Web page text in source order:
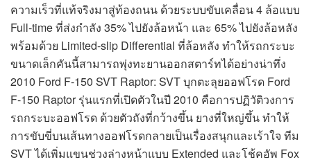
ความเร็วที่แท้จริงมาสู่ท้องถนน ด้วยระบบขับเคลื่อน 4 ล้อแบบ
Full-time ที่ส่งกำลัง 35% ไปยังล้อหน้า และ 65% ไปยังล้อหลัง
พร้อมด้วย Limited-slip Differential ที่ล้อหลัง ทำให้รถกระบะ
ขนาดเล็กคันนี้สามารถพุ่งทะยานออกสตาร์ทได้อย่างน่าทึ่ง
2010 Ford F-150 SVT Raptor: SVT บุกตะลุยออฟโรด Ford
F-150 Raptor รุ่นแรกที่เปิดตัวในปี 2010 คือการปฏิวัติวงการ
รถกระบะออฟโรด ด้วยตัวถังที่กว้างขึ้น ยางที่ใหญ่ขึ้น ทำให้
การขับขี่บนเส้นทางออฟโรดกลายเป็นเรื่องสนุกและเร้าใจ ทีม
SVT ได้เพิ่มแขนช่วงล่างหน้าแบบ Extended และโช้คอัพ Fox